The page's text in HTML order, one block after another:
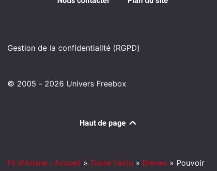
Gestion de la confidentialité (RGPD)
© 2005 - 2026 Univers Freebox
Haut de page
Fil d'Ariane : Accueil » Toute l'actu » Brèves » Pouvoir